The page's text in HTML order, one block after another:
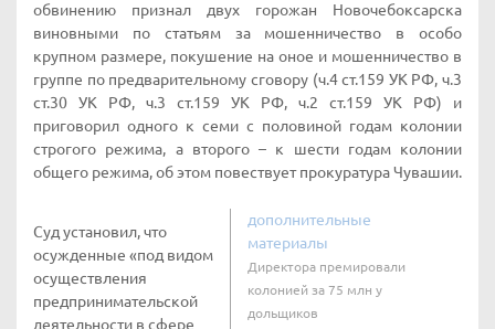
обвинению признал двух горожан Новочебоксарска
виновными по статьям за мошенничество в особо
крупном размере, покушение на оное и мошенничество в
группе по предварительному сговору (ч.4 ст.159 УК РФ, ч.3
ст.30 УК РФ, ч.3 ст.159 УК РФ, ч.2 ст.159 УК РФ) и
приговорил одного к семи с половиной годам колонии
строгого режима, а второго – к шести годам колонии
общего режима, об этом повествует прокуратура Чувашии.
дополнительные
материалы
Директора премировали
колонией за 75 млн у
дольщиков
Суд установил, что
осужденные «под видом
осуществления
предпринимательской
деятельности в сфере